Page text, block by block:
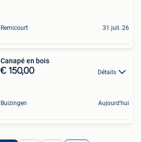
Remicourt 31 juil. 26
Canapé en bois
€ 150,00 Détails
Buizingen Aujourd'hui